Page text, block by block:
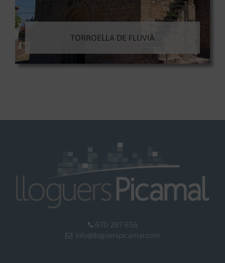
TORROELLA DE FLUVIÀ
670 287 656
info@lloguerspicamal.com